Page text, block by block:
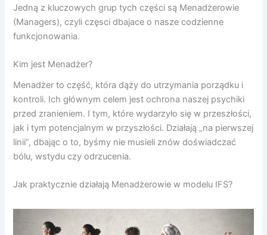
Jedną z kluczowych grup tych części są Menadżerowie
(Managers), czyli częsci dbajace o nasze codzienne
funkcjonowania.
Kim jest Menadżer?
Menadżer to część, która dąży do utrzymania porządku i
kontroli. Ich głównym celem jest ochrona naszej psychiki
przed zranieniem. I tym, które wydarzyło się w przeszłości,
jak i tym potencjalnym w przyszłości. Działają „na pierwszej
linii”, dbając o to, byśmy nie musieli znów doświadczać
bólu, wstydu czy odrzucenia.
Jak praktycznie działają Menadżerowie w modelu IFS?